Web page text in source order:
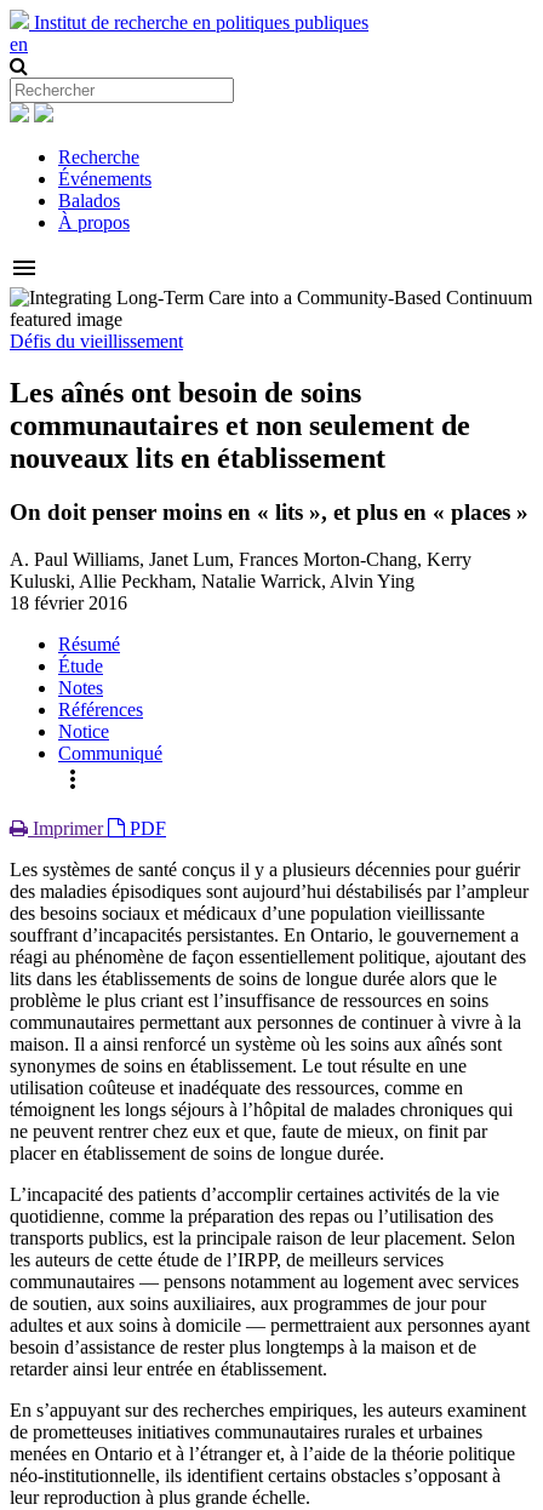
Institut de recherche en politiques publiques
en
Recherche
Événements
Balados
À propos
menu
Défis du vieillissement
Les aînés ont besoin de soins
communautaires et non seulement de
nouveaux lits en établissement
On doit penser moins en « lits », et plus en « places »
A. Paul Williams, Janet Lum, Frances Morton-Chang, Kerry
Kuluski, Allie Peckham, Natalie Warrick, Alvin Ying
18 février 2016
Résumé
Étude
Notes
Références
Notice
Communiqué
more_vert
Imprimer
PDF
Les systèmes de santé conçus il y a plusieurs décennies pour guérir
des maladies épisodiques sont aujourd’hui déstabilisés par l’ampleur
des besoins sociaux et médicaux d’une population vieillissante
souffrant d’incapacités persistantes. En Ontario, le gouvernement a
réagi au phénomène de façon essentiellement politique, ajoutant des
lits dans les établissements de soins de longue durée alors que le
problème le plus criant est l’insuffisance de ressources en soins
communautaires permettant aux personnes de continuer à vivre à la
maison. Il a ainsi renforcé un système où les soins aux aînés sont
synonymes de soins en établissement. Le tout résulte en une
utilisation coûteuse et inadéquate des ressources, comme en
témoignent les longs séjours à l’hôpital de malades chroniques qui
ne peuvent rentrer chez eux et que, faute de mieux, on finit par
placer en établissement de soins de longue durée.
L’incapacité des patients d’accomplir certaines activités de la vie
quotidienne, comme la préparation des repas ou l’utilisation des
transports publics, est la principale raison de leur placement. Selon
les auteurs de cette étude de l’IRPP, de meilleurs services
communautaires — pensons notamment au logement avec services
de soutien, aux soins auxiliaires, aux programmes de jour pour
adultes et aux soins à domicile — permettraient aux personnes ayant
besoin d’assistance de rester plus longtemps à la maison et de
retarder ainsi leur entrée en établissement.
En s’appuyant sur des recherches empiriques, les auteurs examinent
de prometteuses initiatives communautaires rurales et urbaines
menées en Ontario et à l’étranger et, à l’aide de la théorie politique
néo-institutionnelle, ils identifient certains obstacles s’opposant à
leur reproduction à plus grande échelle.